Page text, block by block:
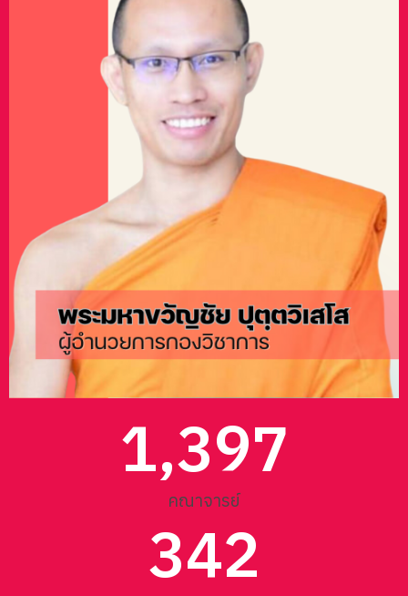
คณาจารย์
1,397
342